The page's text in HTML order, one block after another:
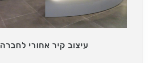
עיצוב קיר אחורי לחברה